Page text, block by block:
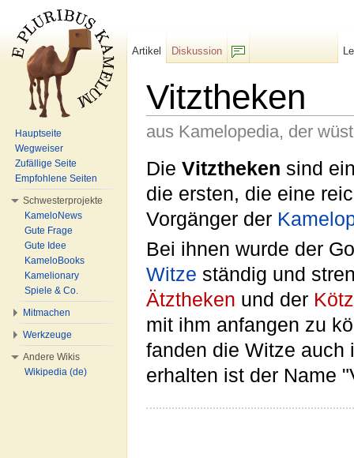
Vitztheken
aus Kamelopedia, der
Die Vitztheken sind
die ersten, die eine
Vorgänger der
Bei ihnen wurde der
Witze ständig und
Ätztheken und der
mit ihm anfangen zu
fanden die Witze
erhalten ist der Name
Artikel
Diskussion
Hauptseite
Wegweiser
Zufällige Seite
Empfohlene Seiten
Schwesterprojekte
KameloNews
Gute Frage
Gute Idee
KameloBooks
Kamelionary
Spiele & Co.
Mitmachen
Werkzeuge
Andere Wikis
Wikipedia (de)